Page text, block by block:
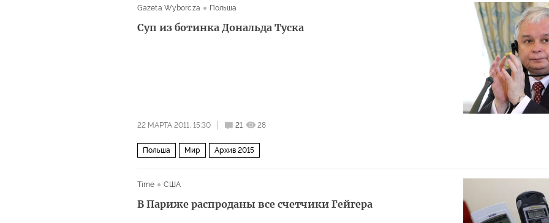
Gazeta Wyborcza Польша
Суп из ботинка Дональда Туска
22 МАРТА 2011, 15:30 21 28
Польша Мир Архив 2015
Time США
В Париже распроданы все счетчики Гейгера